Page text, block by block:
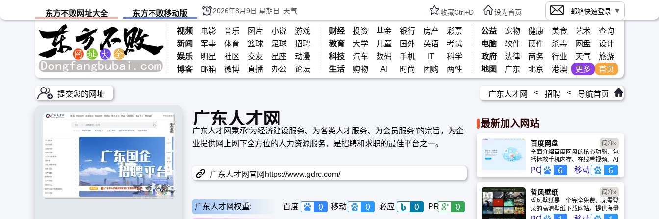
东方不败网址大全 东方不败移动版 2026年8月9日 星期日 天气 收藏Ctrl+D 设为首页 邮箱快速登录
视频 电影 音乐 图片 小说
游戏
新闻
军事 体育 篮球 足球
招聘
娱乐
明星 社区 交友 星座
动漫
博客
邮箱 微博 直播 办公 论坛
财经 投资 基金 银行 房产
彩票
教育
大学 儿童 国外 英语
考试
科技
汽车 数码 手机 IT
科学
生活
购物 AI 时尚 团购 两性
公益 宠物 健康 美食 艺术
查询
电脑
软件 硬件 杀毒 网盘
设计
政府
法律 商务 行业 天气
旅游
地图
广东 北京 港澳 更多 首页
提交您的网址 广东人才网 < 招聘 < 导航首页
广东人才网
广东人才网秉承“为经济建设服务、为各类人才服务、为会员服务”的宗旨，为企
业提供网上网下全方位的人力资源服务，是招聘和求职的最佳平台之一。
广东人才网官网https://www.gdrc.com/
广东人才网权重: 百度 移动 必应 PR
最新加入网站
百度网盘
全面介绍百度网盘的核心功能，包
括拯救手机内存、在线看视频、AI
智能做笔记与总结长文。详细解答
数据安全性及服务器备份机制，带
你了解GenFlow AI智能体如何帮
你高效办公与学习。
PC 移动
简介»
哲风壁纸
哲风壁纸是一个完全免费、无需登
录的高清壁纸下载网站。提供海量
4K、8K超清电脑与手机壁纸，涵
简介»